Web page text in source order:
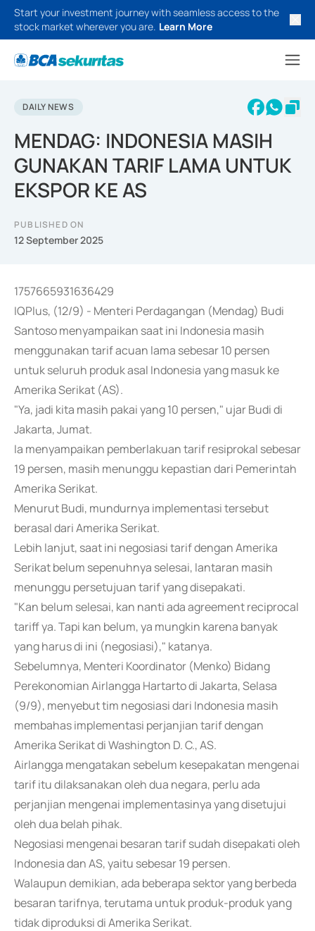
Start your investment journey with seamless access to the
stock market wherever you are. Learn More
DAILY NEWS
MENDAG: INDONESIA MASIH
GUNAKAN TARIF LAMA UNTUK
EKSPOR KE AS
PUBLISHED ON
12 September 2025
1757665931636429
IQPlus, (12/9) - Menteri Perdagangan (Mendag) Budi
Santoso menyampaikan saat ini Indonesia masih
menggunakan tarif acuan lama sebesar 10 persen
untuk seluruh produk asal Indonesia yang masuk ke
Amerika Serikat (AS).
"Ya, jadi kita masih pakai yang 10 persen," ujar Budi di
Jakarta, Jumat.
Ia menyampaikan pemberlakuan tarif resiprokal sebesar
19 persen, masih menunggu kepastian dari Pemerintah
Amerika Serikat.
Menurut Budi, mundurnya implementasi tersebut
berasal dari Amerika Serikat.
Lebih lanjut, saat ini negosiasi tarif dengan Amerika
Serikat belum sepenuhnya selesai, lantaran masih
menunggu persetujuan tarif yang disepakati.
"Kan belum selesai, kan nanti ada agreement reciprocal
tariff ya. Tapi kan belum, ya mungkin karena banyak
yang harus di ini (negosiasi)," katanya.
Sebelumnya, Menteri Koordinator (Menko) Bidang
Perekonomian Airlangga Hartarto di Jakarta, Selasa
(9/9), menyebut tim negosiasi dari Indonesia masih
membahas implementasi perjanjian tarif dengan
Amerika Serikat di Washington D. C., AS.
Airlangga mengatakan sebelum kesepakatan mengenai
tarif itu dilaksanakan oleh dua negara, perlu ada
perjanjian mengenai implementasinya yang disetujui
oleh dua belah pihak.
Negosiasi mengenai besaran tarif sudah disepakati oleh
Indonesia dan AS, yaitu sebesar 19 persen.
Walaupun demikian, ada beberapa sektor yang berbeda
besaran tarifnya, terutama untuk produk-produk yang
tidak diproduksi di Amerika Serikat.